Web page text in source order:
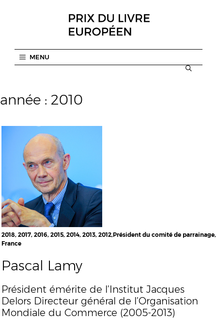
MENU
année : 2010
2018, 2017, 2016, 2015, 2014, 2013, 2012,Président du comité de parrainage,
France
Pascal Lamy
Président émérite de l’Institut Jacques
Delors Directeur général de l’Organisation
Mondiale du Commerce (2005-2013)